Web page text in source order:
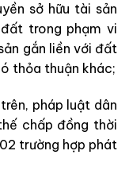
sở hữu tài sản
trong phạm vi
gắn liền với đất
thỏa thuận khác;
pháp luật dân
chấp đồng thời
trường hợp phát